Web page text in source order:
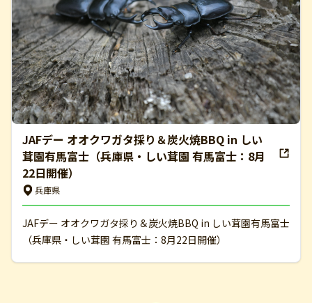
JAFデー オオクワガタ採り＆炭火焼BBQ in しい
茸園有馬富士（兵庫県・しい茸園 有馬富士：8月
22日開催）
兵庫県
JAFデー オオクワガタ採り＆炭火焼BBQ in しい茸園有馬富士
（兵庫県・しい茸園 有馬富士：8月22日開催）